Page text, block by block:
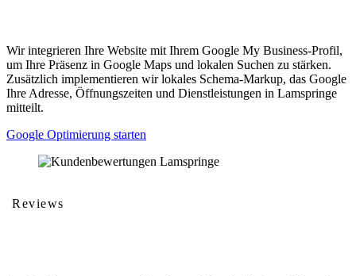
Wir integrieren Ihre Website mit Ihrem Google My Business-Profil,
um Ihre Präsenz in Google Maps und lokalen Suchen zu stärken.
Zusätzlich implementieren wir lokales Schema-Markup, das Google
Ihre Adresse, Öffnungszeiten und Dienstleistungen in Lamspringe
mitteilt.
Google Optimierung starten
Reviews